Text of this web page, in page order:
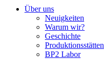
Über uns
Neuigkeiten
Warum wir?
Geschichte
Produktionsstätten
BP2 Labor